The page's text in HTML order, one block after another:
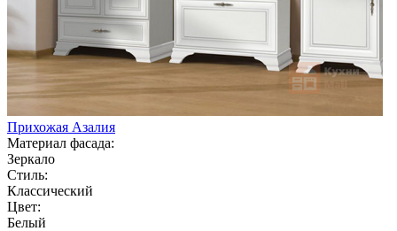
Прихожая Азалия
Материал фасада:
Зеркало
Стиль:
Классический
Цвет:
Белый